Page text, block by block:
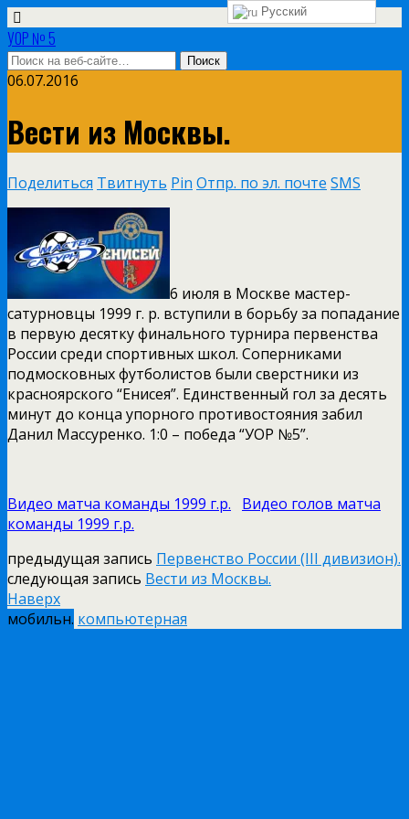
УОР № 5
06.07.2016
Вести из Москвы.
Поделиться Твитнуть Pin Отпр. по эл. почте SMS
6 июля в Москве мастер-
сатурновцы 1999 г. р. вступили в борьбу за попадание
в первую десятку финального турнира первенства
России среди спортивных школ. Соперниками
подмосковных футболистов были сверстники из
красноярского “Енисея”. Единственный гол за десять
минут до конца упорного противостояния забил
Данил Массуренко. 1:0 – победа “УОР №5”.
Видео матча команды 1999 г.р.
Видео голов матча
команды 1999 г.р.
предыдущая запись Первенство России (III дивизион).
следующая запись Вести из Москвы.
Русский
Наверх
мобильн. компьютерная